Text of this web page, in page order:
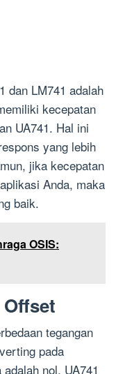
dan LM741 adalah
kecepatan
UA741. Hal ini
yang lebih
jika kecepatan
Anda, maka
baik.
OSIS:
tegangan
pada
nol. UA741